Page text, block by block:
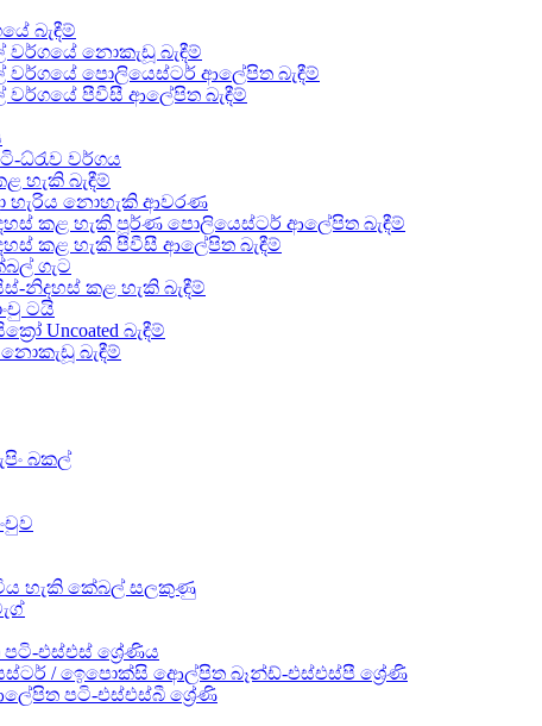
බැඳීම්
නොකැඩූ බැඳීම්
පොලියෙස්ටර් ආලේපිත බැඳීම්
පීවීසී ආලේපිත බැඳීම්
ධ්රැව වර්ගය
හැකි බැඳීම්
හැරිය නොහැකි ආවරණ
කළ හැකි පූර්ණ පොලියෙස්ටර් ආලේපිත බැඳීම්
කළ හැකි පීවීසී ආලේපිත බැඳීම්
ගැට
නිදහස් කළ හැකි බැඳීම්
ටයි
Uncoated බැඳීම්
බැඳීම්
බකල්
හැකි කේබල් සලකුණු
එස්එස් ශ්‍රේණිය
/ ඉෙපොක්සි ආෙල්පිත බෑන්ඩ්-එස්එස්පී ශ්‍රේණි
පටි-එස්එස්බී ශ්‍රේණි